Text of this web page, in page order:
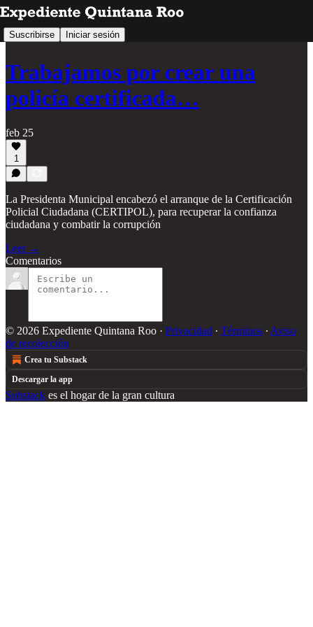
Suscribirse Iniciar sesión
Trabajamos por crear una
policía certificada…
feb 25
1
La Presidenta Municipal encabezó el arranque de la Certificación
Policial Ciudadana (CERTIPOL), para recuperar la confianza
ciudadana y combatir la corrupción
Leer →
Comentarios
© 2026 Expediente Quintana Roo · Privacidad ∙ Términos ∙ Aviso
de recolección
Crea tu Substack
Descargar la app
Substack es el hogar de la gran cultura